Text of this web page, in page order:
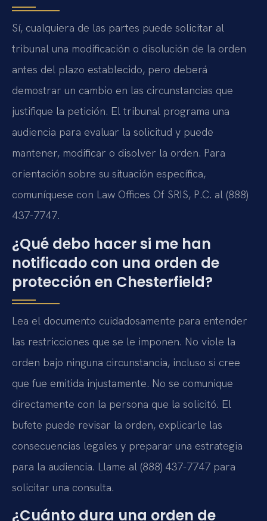
Sí, cualquiera de las partes puede solicitar al
tribunal una modificación o disolución de la orden
antes del plazo establecido, pero deberá
demostrar un cambio en las circunstancias que
justifique la petición. El tribunal programa una
audiencia para evaluar la solicitud y puede
mantener, modificar o disolver la orden. Para
orientación sobre su situación específica,
comuníquese con Law Offices Of SRIS, P.C. al (888)
437-7747.
¿Qué debo hacer si me han
notificado con una orden de
protección en Chesterfield?
Lea el documento cuidadosamente para entender
las restricciones que se le imponen. No viole la
orden bajo ninguna circunstancia, incluso si cree
que fue emitida injustamente. No se comunique
directamente con la persona que la solicitó. El
bufete puede revisar la orden, explicarle las
consecuencias legales y preparar una estrategia
para la audiencia. Llame al (888) 437-7747 para
solicitar una consulta.
¿Cuánto dura una orden de